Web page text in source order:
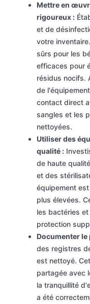
Mettre en
rigoureux :
et de
votre
sûrs pour les
efficaces pour
résidus nocifs.
de
contact direct
sangles et les
nettoyées.
Utiliser des
qualité :
de haute
et des
équipement
plus élevées.
les bactéries
protection
Documenter
des registres
est nettoyé.
partagée avec
la tranquillité
a été